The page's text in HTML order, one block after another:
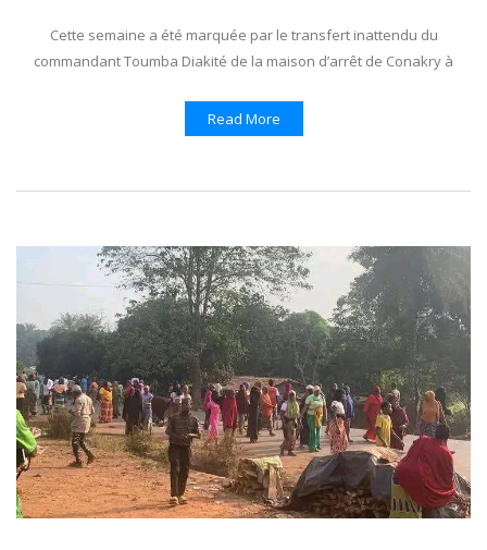
Cette semaine a été marquée par le transfert inattendu du
commandant Toumba Diakité de la maison d’arrêt de Conakry à
Read More